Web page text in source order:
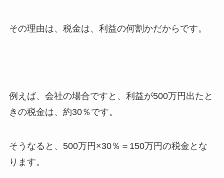
その理由は、税金は、利益の何割かだからです。
例えば、会社の場合ですと、利益が500万円出たと
きの税金は、約30％です。
そうなると、500万円×30％＝150万円の税金とな
ります。